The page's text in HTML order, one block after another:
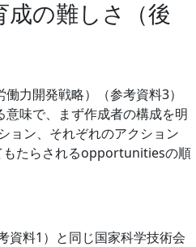
成の難しさ（後
力開発戦略）（参考資料3）
味で、まず作成者の構成を明
ョン、それぞれのアクション
もたらされるopportunitiesの順
資料1）と同じ国家科学技術会